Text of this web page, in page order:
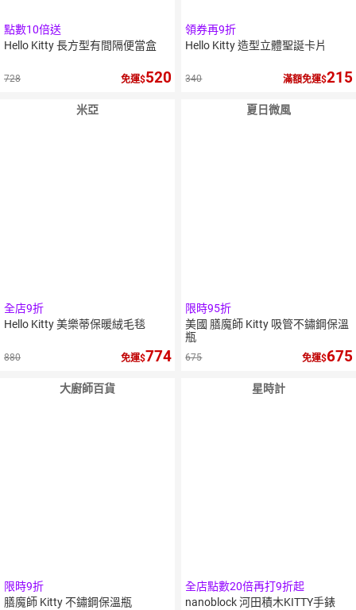
點數10倍送
Hello Kitty 長方型有間隔便當盒
728 免運 520
領券再9折
Hello Kitty 造型立體聖誕卡片
340 滿額免運 215
米亞
全店9折
Hello Kitty 美樂蒂保暖絨毛毯
880 免運 774
夏日微風
限時95折
美國 膳魔師 Kitty 吸管不鏽鋼保溫
瓶
675 免運 675
大廚師百貨
限時9折
膳魔師 Kitty 不鏽鋼保溫瓶
星時計
全店點數20倍再打9折起
nanoblock 河田積木KITTY手錶